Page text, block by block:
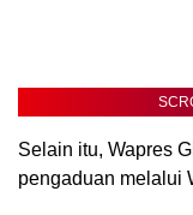
Selain itu, Wapres
pengaduan melalui